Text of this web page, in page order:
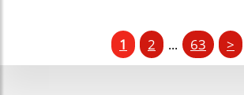
1 2 ... 63 >